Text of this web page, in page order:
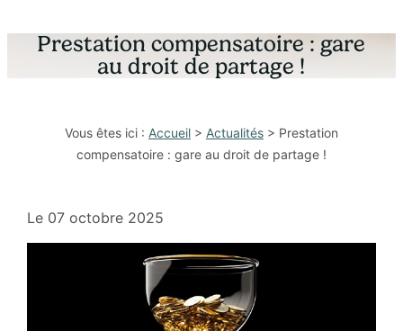
Prestation compensatoire : gare
au droit de partage !
Vous êtes ici : Accueil> Actualités> Prestation
compensatoire : gare au droit de partage !
Le 07 octobre 2025